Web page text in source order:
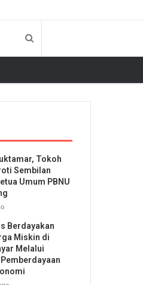
Tokoh
Sembilan
Umum PBNU
Berdayakan
Miskin di
Melalui